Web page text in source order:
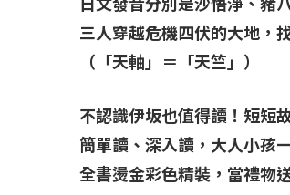
三人穿越危機四伏的大地，
（「天軸」＝「天竺」）
不認識伊坂也值得讀！短短
簡單讀、深入讀，大人小孩
全書燙金彩色精裝，當禮物